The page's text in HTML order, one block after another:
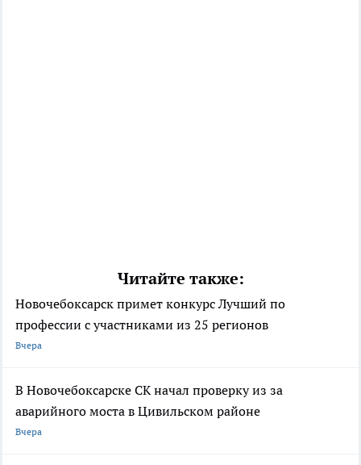
Читайте также:
Новочебоксарск примет конкурс Лучший по
профессии с участниками из 25 регионов
Вчера
В Новочебоксарске СК начал проверку из за
аварийного моста в Цивильском районе
Вчера